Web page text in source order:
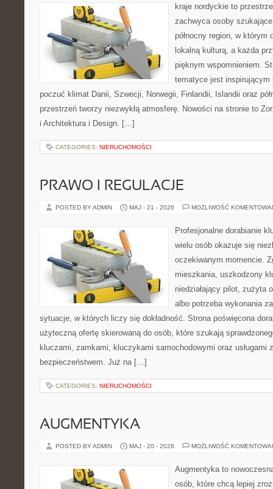
kraje nordyckie to
zachwyca osoby
północny region, w
lokalną kulturą, a każda
pięknym wspomnieniem.
tematyce jest inspirującym
poczuć klimat Danii, Szwecji, Norwegii, Finlandii, Islandii oraz
przestrzeń tworzy niezwykłą atmosferę. Nowości na stronie to
i Architektura i Design. […]
CATEGORIES: NIERUCHOMOŚCI
PRAWO I REGULACJE
POSTED BY ADMIN MAJ - 21 - 2026 MOŻLIWOŚĆ
Profesjonalne dorabianie
wielu osób okazuje się
oczekiwanym momencie.
mieszkania, uszkodzony
niedziałający pilot, zużyta
albo potrzeba wykonania
sytuacje, w których liczy się dokładność. Strona poświęcona
użyteczną ofertę skierowaną do osób, które szukają
kluczami, zamkami, kluczykami samochodowymi oraz usługami
bezpieczeństwem. Już na […]
CATEGORIES: NIERUCHOMOŚCI
AUGMENTYKA
POSTED BY ADMIN MAJ - 20 - 2026 MOŻLIWOŚĆ
Augmentyka to
osób, które chcą lepiej